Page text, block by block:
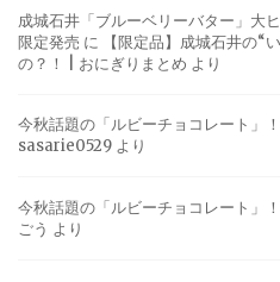
成城石井「ブルーベリーバター」大
限定発売 に
【限定品】成城石井の“
の？！ | おにぎりまとめ より
今秋話題の「ルビーチョコレート」
sasarie0529 より
今秋話題の「ルビーチョコレート」
ごう より